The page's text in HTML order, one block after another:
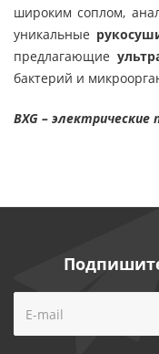
широким соплом,
уникальные
предлагающие
бактерий и
BXG – электрические